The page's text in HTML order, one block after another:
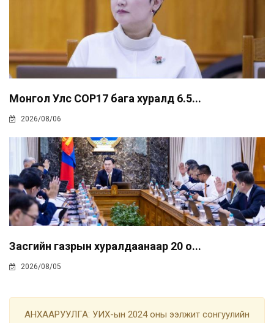
Монгол Улс COP17 бага хуралд 6.5...
2026/08/06
Засгийн газрын хуралдаанаар 20 о...
2026/08/05
АНХААРУУЛГА: УИХ-ын 2024 оны ээлжит сонгуулийн